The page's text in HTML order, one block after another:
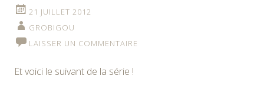
21 JUILLET 2012
GROBIGOU
LAISSER UN COMMENTAIRE
Et voici le suivant de la série !